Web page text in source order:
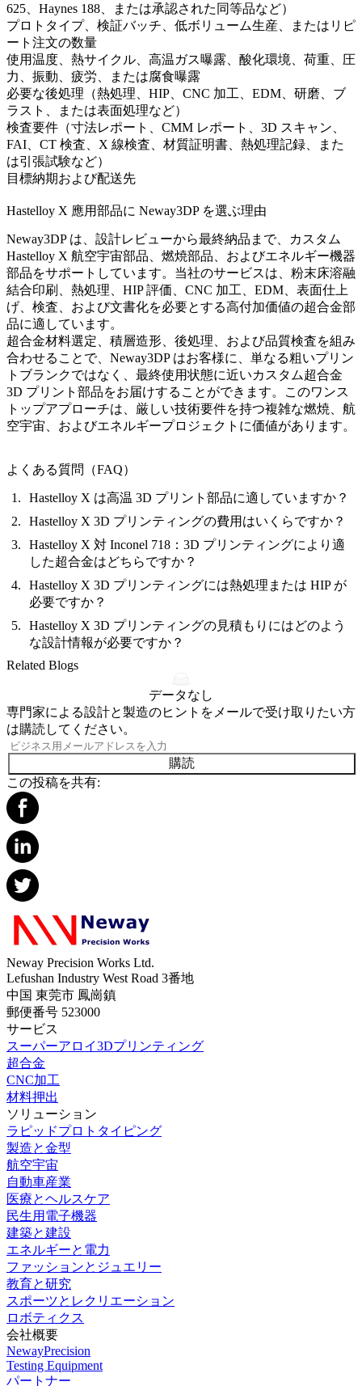
625、Haynes 188、または承認された同等品など）
プロトタイプ、検証バッチ、低ボリューム生産、またはリピ
ート注文の数量
使用温度、熱サイクル、高温ガス曝露、酸化環境、荷重、圧
力、振動、疲労、または腐食曝露
必要な後処理（熱処理、HIP、CNC 加工、EDM、研磨、ブ
ラスト、または表面処理など）
検査要件（寸法レポート、CMM レポート、3D スキャン、
FAI、CT 検査、X 線検査、材質証明書、熱処理記録、また
は引張試験など）
目標納期および配送先
Hastelloy X 應用部品に Neway3DP を選ぶ理由
Neway3DP は、設計レビューから最終納品まで、カスタム
Hastelloy X 航空宇宙部品、燃焼部品、およびエネルギー機器
部品をサポートしています。当社のサービスは、粉末床溶融
結合印刷、熱処理、HIP 評価、CNC 加工、EDM、表面仕上
げ、検査、および文書化を必要とする高付加価値の超合金部
品に適しています。
超合金材料選定、積層造形、後処理、および品質検査を組み
合わせることで、Neway3DP はお客様に、単なる粗いプリン
トブランクではなく、最終使用状態に近いカスタム超合金
3D プリント部品をお届けすることができます。このワンス
トップアプローチは、厳しい技術要件を持つ複雑な燃焼、航
空宇宙、およびエネルギープロジェクトに価値があります。
よくある質問（FAQ）
Hastelloy X は高温 3D プリント部品に適していますか？
Hastelloy X 3D プリンティングの費用はいくらですか？
Hastelloy X 対 Inconel 718：3D プリンティングにより適
した超合金はどちらですか？
Hastelloy X 3D プリンティングには熱処理または HIP が
必要ですか？
Hastelloy X 3D プリンティングの見積もりにはどのよう
な設計情報が必要ですか？
Related Blogs
データなし
専門家による設計と製造のヒントをメールで受け取りたい方
は購読してください。
購読
この投稿を共有:
Neway Precision Works Ltd.
Lefushan Industry West Road 3番地
中国 東莞市 鳳崗鎮
郵便番号 523000
サービス
スーパーアロイ3Dプリンティング
超合金
CNC加工
材料押出
ソリューション
ラピッドプロトタイピング
製造と金型
航空宇宙
自動車産業
医療とヘルスケア
民生用電子機器
建築と建設
エネルギーと電力
ファッションとジュエリー
教育と研究
スポーツとレクリエーション
ロボティクス
会社概要
NewayPrecision
Testing Equipment
パートナー